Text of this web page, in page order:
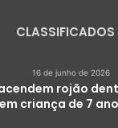
CLASSIFICADOS
16 de junho de 2026
rojão
criança de 7